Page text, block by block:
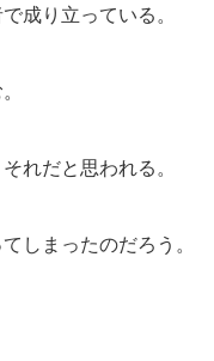
成り立っている。
れだと思われる。
しまったのだろう。